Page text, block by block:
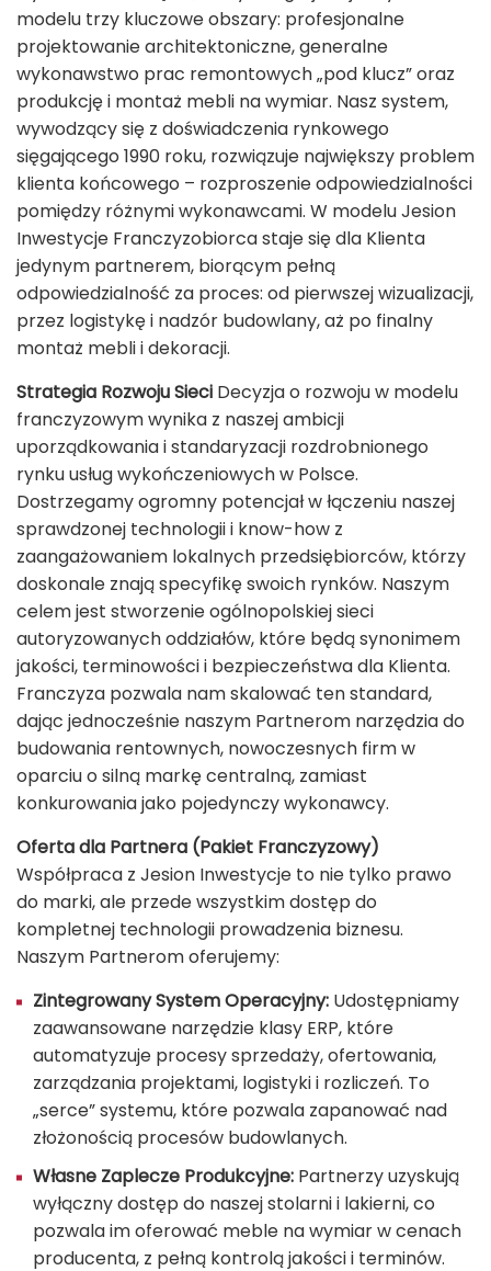
modelu trzy kluczowe obszary: profesjonalne
projektowanie architektoniczne, generalne
wykonawstwo prac remontowych „pod klucz” oraz
produkcję i montaż mebli na wymiar. Nasz system,
wywodzący się z doświadczenia rynkowego
sięgającego 1990 roku, rozwiązuje największy problem
klienta końcowego – rozproszenie odpowiedzialności
pomiędzy różnymi wykonawcami. W modelu Jesion
Inwestycje Franczyzobiorca staje się dla Klienta
jedynym partnerem, biorącym pełną
odpowiedzialność za proces: od pierwszej wizualizacji,
przez logistykę i nadzór budowlany, aż po finalny
montaż mebli i dekoracji.
Strategia Rozwoju Sieci Decyzja o rozwoju w modelu
franczyzowym wynika z naszej ambicji
uporządkowania i standaryzacji rozdrobnionego
rynku usług wykończeniowych w Polsce.
Dostrzegamy ogromny potencjał w łączeniu naszej
sprawdzonej technologii i know-how z
zaangażowaniem lokalnych przedsiębiorców, którzy
doskonale znają specyfikę swoich rynków. Naszym
celem jest stworzenie ogólnopolskiej sieci
autoryzowanych oddziałów, które będą synonimem
jakości, terminowości i bezpieczeństwa dla Klienta.
Franczyza pozwala nam skalować ten standard,
dając jednocześnie naszym Partnerom narzędzia do
budowania rentownych, nowoczesnych firm w
oparciu o silną markę centralną, zamiast
konkurowania jako pojedynczy wykonawcy.
Oferta dla Partnera (Pakiet Franczyzowy)
Współpraca z Jesion Inwestycje to nie tylko prawo
do marki, ale przede wszystkim dostęp do
kompletnej technologii prowadzenia biznesu.
Naszym Partnerom oferujemy:
Zintegrowany System Operacyjny: Udostępniamy
zaawansowane narzędzie klasy ERP, które
automatyzuje procesy sprzedaży, ofertowania,
zarządzania projektami, logistyki i rozliczeń. To
„serce” systemu, które pozwala zapanować nad
złożonością procesów budowlanych.
Własne Zaplecze Produkcyjne: Partnerzy uzyskują
wyłączny dostęp do naszej stolarni i lakierni, co
pozwala im oferować meble na wymiar w cenach
producenta, z pełną kontrolą jakości i terminów.